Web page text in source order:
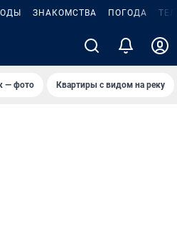
ЗНАКОМСТВА ПОГОДА
— фото Квартиры с видом на реку